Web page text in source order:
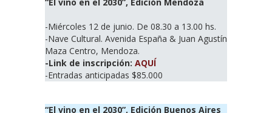
-Miércoles 12 de junio. De 08.30 a 13.00 hs.
-Nave Cultural. Avenida España & Juan Agustín
Maza Centro, Mendoza.
-Link de inscripción: AQUÍ
-Entradas anticipadas $85.000
“El vino en el 2030”, Edición Buenos Aires